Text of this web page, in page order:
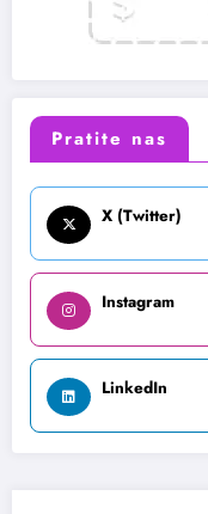
Pratite nas
X (Twitter)
Instagram
LinkedIn